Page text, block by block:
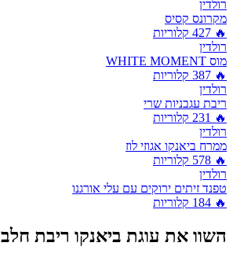
רולדין
מקרונס קסיס
🔥
427 קלוריות
רולדין
מוס WHITE MOMENT
🔥
387 קלוריות
רולדין
ריבת עגבניות שרי
🔥
231 קלוריות
רולדין
ממרח ביאנקו אגוזי לוז
🔥
578 קלוריות
רולדין
טפנד זיתים ירוקים עם עלי אורגנו
🔥
184 קלוריות
השוו את עוגת ביאנקו ריבת חלב